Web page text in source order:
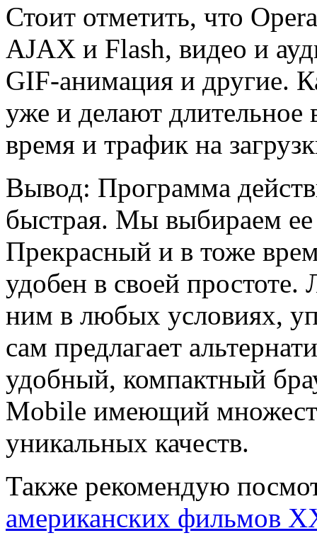
Стоит отметить, что
AJAX и Flash, видео и
GIF-анимация и другие.
уже и делают длительное
время и трафик на
Вывод: Программа
быстрая. Мы выбираем ее
Прекрасный и в тоже
удобен в своей простоте.
ним в любых условиях,
сам предлагает
удобный, компактный
Mobile имеющий
уникальных качеств.
Также рекомендую
американских фильмов